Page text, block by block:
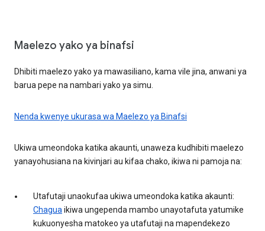
Maelezo yako ya binafsi
Dhibiti maelezo yako ya mawasiliano, kama vile jina, anwani ya
barua pepe na nambari yako ya simu.
Nenda kwenye ukurasa wa Maelezo ya Binafsi
Ukiwa umeondoka katika akaunti, unaweza kudhibiti maelezo
yanayohusiana na kivinjari au kifaa chako, ikiwa ni pamoja na:
Utafutaji unaokufaa ukiwa umeondoka katika akaunti:
Chagua ikiwa ungependa mambo unayotafuta yatumike
kukuonyesha matokeo ya utafutaji na mapendekezo